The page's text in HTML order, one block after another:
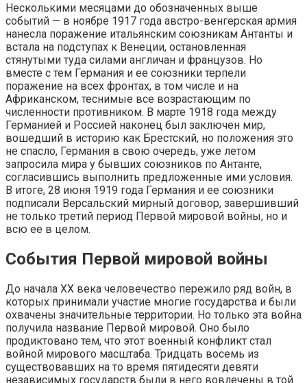
Несколькими месяцами до обозначенных выше
событий — в ноябре 1917 года австро-венгерская армия
нанесла поражение итальянским союзникам Антанты и
встала на подступах к Венеции, остановленная
стянутыми туда силами англичан и французов. Но
вместе с тем Германия и ее союзники терпели
поражение на всех фронтах, в том числе и на
Африканском, теснимые все возрастающим по
численности противником. В марте 1918 года между
Германией и Россией наконец был заключен мир,
вошедший в историю как Брестский, но положения это
не спасло, Германия в свою очередь, уже летом
запросила мира у бывших союзников по Антанте,
согласившись выполнить предложенные ими условия.
В итоге, 28 июня 1919 года Германия и ее союзники
подписали Версальский мирный договор, завершивший
не только третий период Первой мировой войны, но и
всю ее в целом.
События Первой мировой войны
До начала XX века человечество пережило ряд войн, в
которых принимали участие многие государства и были
охвачены значительные территории. Но только эта война
получила название Первой мировой. Оно было
продиктовано тем, что этот военный конфликт стал
войной мирового масштаба. Тридцать восемь из
существовавших на то время пятидесяти девяти
независимых государств были в него вовлечены в той